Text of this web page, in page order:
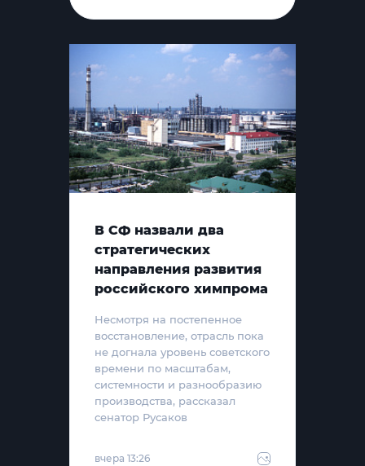
В СФ назвали два
стратегических
направления развития
российского химпрома
Несмотря на постепенное
восстановление, отрасль пока
не догнала уровень советского
времени по масштабам,
системности и разнообразию
производства, рассказал
сенатор Русаков
вчера 13:26